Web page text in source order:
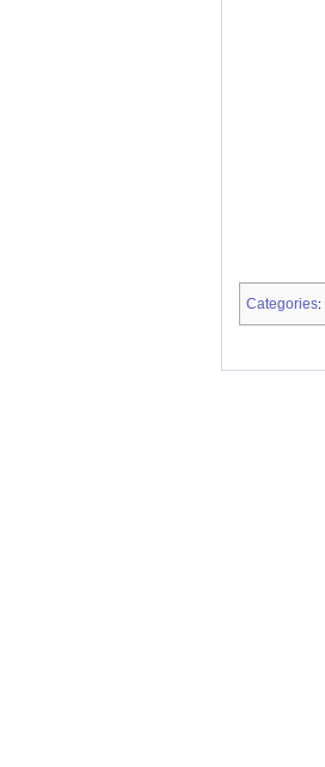
Categories: